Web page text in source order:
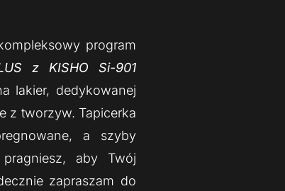
program
z KISHO Si-901
lakier, dedykowanej
z tworzyw. Tapicerka
a szyby
aby Twój
zapraszam do